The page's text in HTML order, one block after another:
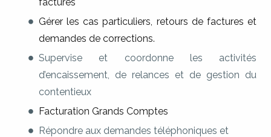
Gérer les cas particuliers, retours de factures et
demandes de corrections.
Supervise et coordonne les activités
d’encaissement, de relances et de gestion du
contentieux
Facturation Grands Comptes
Répondre aux demandes téléphoniques et